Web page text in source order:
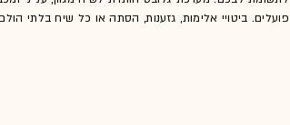
פועלים. ביטויי אלימות, גזענות, הסתה או כל שיח בלתי